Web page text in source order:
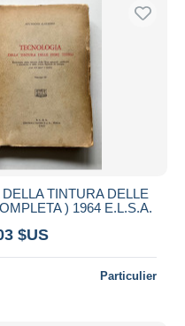
TINTURA DELLE
) 1964 E.L.S.A.
$US
Particulier